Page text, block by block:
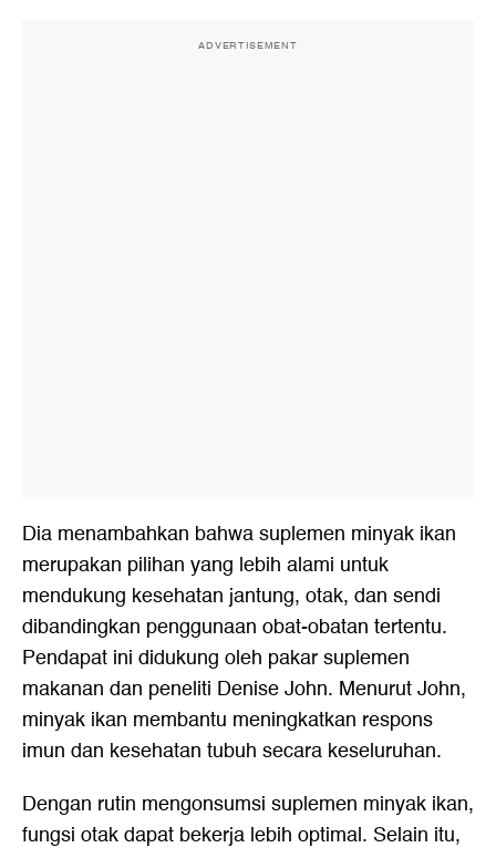
ADVERTISEMENT
Dia menambahkan bahwa suplemen minyak ikan
merupakan pilihan yang lebih alami untuk
mendukung kesehatan jantung, otak, dan sendi
dibandingkan penggunaan obat-obatan tertentu.
Pendapat ini didukung oleh pakar suplemen
makanan dan peneliti Denise John. Menurut John,
minyak ikan membantu meningkatkan respons
imun dan kesehatan tubuh secara keseluruhan.
Dengan rutin mengonsumsi suplemen minyak ikan,
fungsi otak dapat bekerja lebih optimal. Selain itu,